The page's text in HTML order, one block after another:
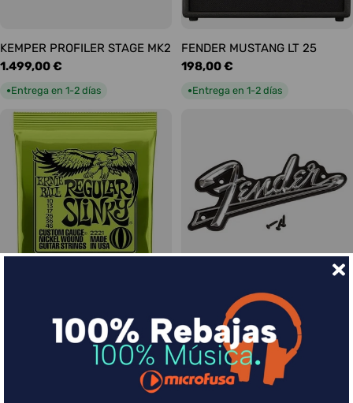
KEMPER PROFILER STAGE MK2
Precio
habitual
1.499,00 €
●Entrega en 1-2 días
FENDER MUSTANG LT 25
Precio
habitual
198,00 €
●Entrega en 1-2 días
Slinky Regular 10-46
FENDER LOGO BLACKFACE
Precio
habitual
17,00 €
● Entrega en 1-2 días